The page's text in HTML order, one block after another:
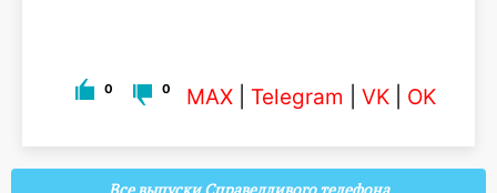
0 0 MAX Telegram VK OK